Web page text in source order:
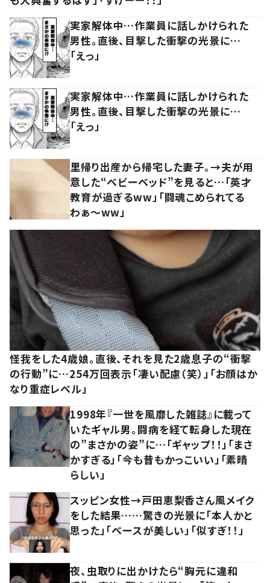
実家解体中…作業員に話しかけられた
男性。直後、目撃した衝撃の光景に…
「えっ」
実家解体中…作業員に話しかけられた
男性。直後、目撃した衝撃の光景に…
「えっ」
里帰り出産から帰宅した妻子。→夫が用
意した“ベビーベッド”を見ると…「英才
教育が過ぎるww」「闘魂こめられてる
わぁ～ww」
怪我をした4歳娘。直後、それを見た2歳息子の“衝撃
の行動”に…254万回表示「凄い配慮（笑）」「お顔はか
なり重症レベル」
1998年『一世を風靡した雑誌』に載って
いたギャル男。闘病を経て転身した現在
の”まさかの姿”に…「ギャップ！！」「まさ
かすぎる」「今も昔もかっこいい」「素晴
らしい」
スッピン女性→戸田恵梨香さん風メイク
をした結果……驚きの光景に「本人かと
思った」「ベースが美しい」「似すぎ！！」
夜、虫取りに出かけたら“胸元に違和